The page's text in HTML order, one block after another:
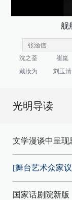
舰
沈之荃 崔崑
戴汝为
刘玉清
光明导读
文学漫谈中呈现
[舞台艺术众家
国家话剧院新